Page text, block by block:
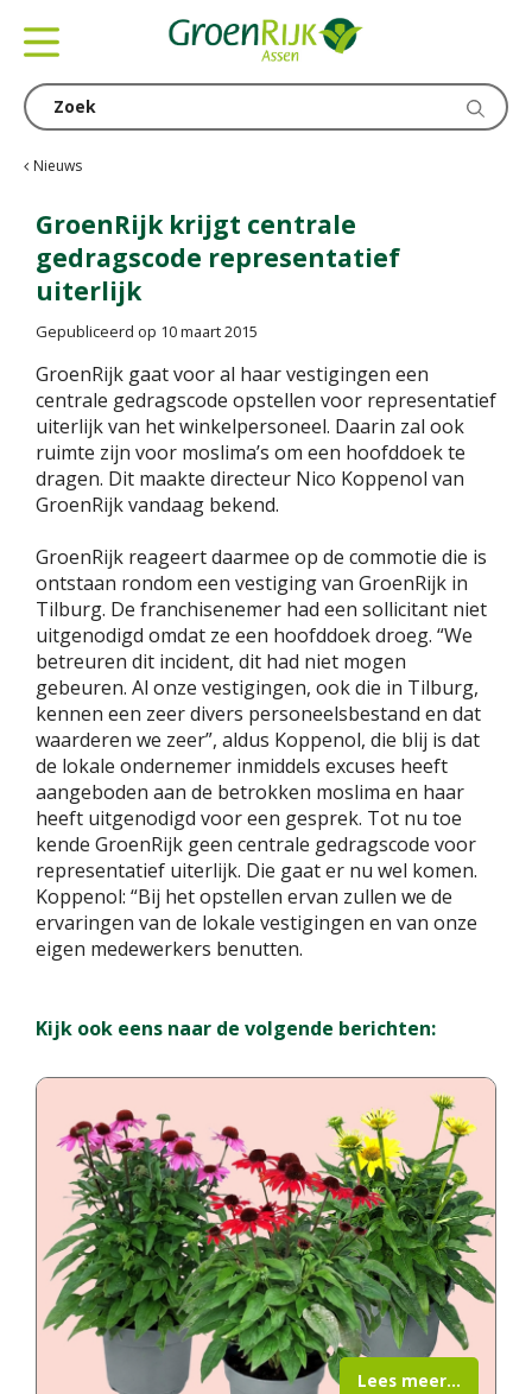
Nieuws
GroenRijk krijgt centrale
gedragscode representatief
uiterlijk
Gepubliceerd op 10 maart 2015
GroenRijk gaat voor al haar vestigingen een
centrale gedragscode opstellen voor representatief
uiterlijk van het winkelpersoneel. Daarin zal ook
ruimte zijn voor moslima’s om een hoofddoek te
dragen. Dit maakte directeur Nico Koppenol van
GroenRijk vandaag bekend.
GroenRijk reageert daarmee op de commotie die is
ontstaan rondom een vestiging van GroenRijk in
Tilburg. De franchisenemer had een sollicitant niet
uitgenodigd omdat ze een hoofddoek droeg. “We
betreuren dit incident, dit had niet mogen
gebeuren. Al onze vestigingen, ook die in Tilburg,
kennen een zeer divers personeelsbestand en dat
waarderen we zeer”, aldus Koppenol, die blij is dat
de lokale ondernemer inmiddels excuses heeft
aangeboden aan de betrokken moslima en haar
heeft uitgenodigd voor een gesprek. Tot nu toe
kende GroenRijk geen centrale gedragscode voor
representatief uiterlijk. Die gaat er nu wel komen.
Koppenol: “Bij het opstellen ervan zullen we de
ervaringen van de lokale vestigingen en van onze
eigen medewerkers benutten.
Kijk ook eens naar de volgende berichten:
Lees meer...